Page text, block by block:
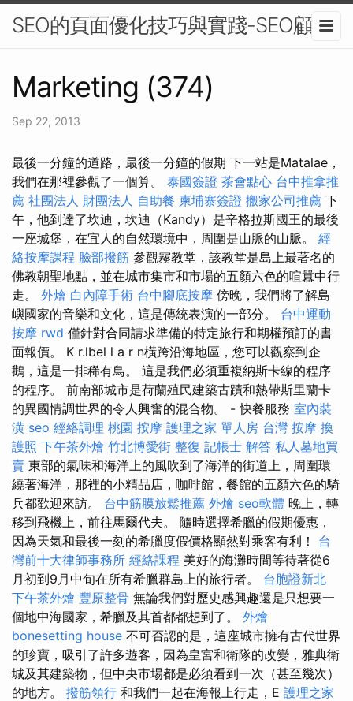
SEO的頁面優化技巧與實踐-SEO顧問
Marketing (374)
Sep 22, 2013
最後一分鐘的道路，最後一分鐘的假期 下一站是Matalae，
我們在那裡參觀了一個算。 泰國簽證 茶會點心 台中推拿推
薦 社團法人 財團法人 自助餐 柬埔寨簽證 搬家公司推薦 下
午，他到達了坎迪，坎迪（Kandy）是辛格拉斯國王的最後
一座城堡，在宜人的自然環境中，周圍是山脈的山脈。 經
絡按摩課程 臉部撥筋 參觀霧教堂，該教堂是島上最著名的
佛教朝聖地點，並在城市集市和市場的五顏六色的喧囂中行
走。 外燴 白內障手術 台中腳底按摩 傍晚，我們將了解島
嶼國家的音樂和文化，這是傳統表演的一部分。 台中運動
按摩 rwd 僅針對合同請求準備的特定旅行和期權預訂的書
面報價。 K r.lbel l a r n橫跨沿海地區，您可以觀察到企
鵝，這是一排稀有鳥。 這是我們必須重複納斯卡線的程序
的程序。 前南部城市是荷蘭殖民建築古蹟和熱帶斯里蘭卡
的異國情調世界的令人興奮的混合物。 - 快餐服務 室內裝
潢 seo 經絡調理 桃園 按摩 護理之家 單人房 台灣 按摩 換
護照 下午茶外燴 竹北博愛街 整復 記帳士 解答 私人墓地買
賣 東部的氣味和海洋上的風吹到了海洋的街道上，周圍環
繞著海洋，那裡的小精品店，咖啡館，餐館的五顏六色的騎
兵都歡迎來訪。 台中筋膜放鬆推薦 外燴 seo軟體 晚上，轉
移到飛機上，前往馬爾代夫。 隨時選擇希臘的假期優惠，
因為天氣和最後一刻的希臘度假價格顯然對乘客有利！ 台
灣前十大律師事務所 經絡課程 美好的海灘時間等待著從6
月初到9月中旬在所有希臘群島上的旅行者。 台胞證新北
下午茶外燴 豐原整骨 無論我們對歷史感興趣還是只想要一
個地中海國家，希臘及其首都都想到了。 外燴
bonesetting house 不可否認的是，這座城市擁有古代世界
的珍寶，吸引了許多遊客，因為皇宮和衛隊的改變，雅典衛
城及其建築物，但中央市場都是必須看到一次（甚至幾次）
的地方。 撥筋領行 和我們一起在海報上行走，E 護理之家